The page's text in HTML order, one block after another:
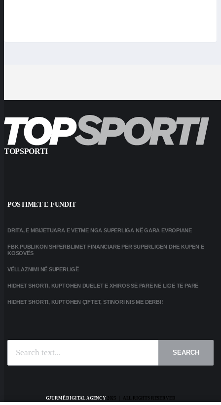
TOPSPORTI
POSTIMET E FUNDIT
DRITA, E MBIJETUARA E VETME NGA SUPERLIGA NË GARA EVROPIANE
FBK PUBLIKON SHPËRBLIMET FINANCIARE PËR SUPERLIGËN DHE KUPËN E
KOSOVËS
VËLLAZNIMI NË SUPERLIGË
HIDHET SHORTI, KUPTOHEN DUELET E XHIROS SË PARË NË LIGË TË PARË
HIDHET SHORTI, KUPTOHEN ÇIFTET, STINORI NIS ME DERBI!
SEARCH
GJURMË DIGITAL AGENCY2025 | ALL RIGHTS RESERVED